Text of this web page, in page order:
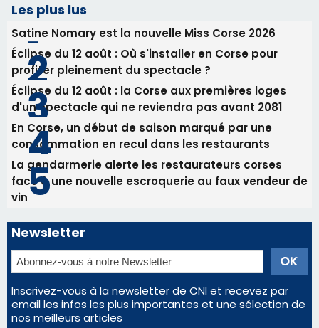
consommation en recul dans les restaurants
La gendarmerie alerte les restaurateurs corses
face à une nouvelle escroquerie au faux vendeur de
vin
Newsletter
Inscrivez-vous à la newsletter de CNI et recevez par
email les infos les plus importantes et une sélection de
nos meilleurs articles
Régie publicitaire
Mentions légales